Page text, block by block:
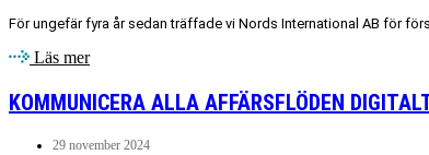
För ungefär fyra år sedan träffade vi Nords International AB för
Läs mer
KOMMUNICERA ALLA AFFÄRSFLÖDEN
29 november 2024